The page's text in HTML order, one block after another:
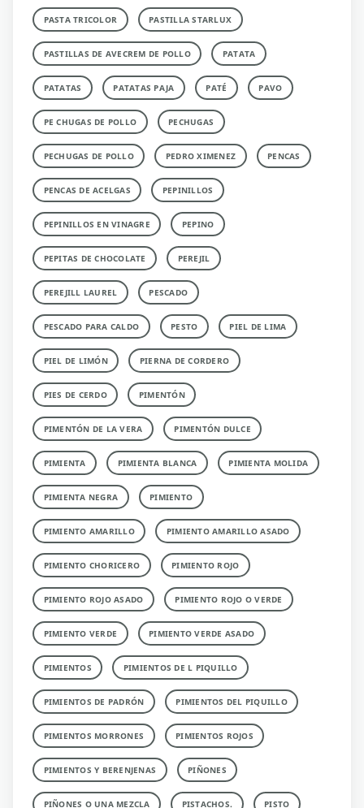
PASTA TRICOLOR PASTILLA STARLUX
PASTILLAS DE AVECREM DE POLLO PATATA
PATATAS PATATAS PAJA PATÉ PAVO
PE CHUGAS DE POLLO PECHUGAS
PECHUGAS DE POLLO PEDRO XIMENEZ PENCAS
PENCAS DE ACELGAS PEPINILLOS
PEPINILLOS EN VINAGRE PEPINO
PEPITAS DE CHOCOLATE PEREJIL
PEREJILL LAUREL PESCADO
PESCADO PARA CALDO PESTO PIEL DE LIMA
PIEL DE LIMÓN PIERNA DE CORDERO
PIES DE CERDO PIMENTÓN
PIMENTÓN DE LA VERA PIMENTÓN DULCE
PIMIENTA PIMIENTA BLANCA PIMIENTA MOLIDA
PIMIENTA NEGRA PIMIENTO
PIMIENTO AMARILLO PIMIENTO AMARILLO ASADO
PIMIENTO CHORICERO PIMIENTO ROJO
PIMIENTO ROJO ASADO PIMIENTO ROJO O VERDE
PIMIENTO VERDE PIMIENTO VERDE ASADO
PIMIENTOS PIMIENTOS DE L PIQUILLO
PIMIENTOS DE PADRÓN PIMIENTOS DEL PIQUILLO
PIMIENTOS MORRONES PIMIENTOS ROJOS
PIMIENTOS Y BERENJENAS PIÑONES
PIÑONES O UNA MEZCLA PISTACHOS. PISTO